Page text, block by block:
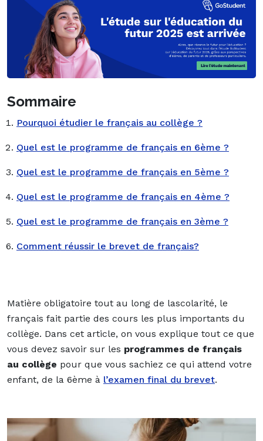
Sommaire
Pourquoi étudier le français au collège ?
Quel est le programme de français en 6ème ?
Quel est le programme de français en 5ème ?
Quel est le programme de français en 4ème ?
Quel est le programme de français en 3ème ?
Comment réussir le brevet de français?
Matière obligatoire tout au long de lascolarité, le
français fait partie des cours les plus importants du
collège. Dans cet article, on vous explique tout ce que
vous devez savoir sur les programmes de français
au collège pour que vous sachiez ce qui attend votre
enfant, de la 6ème à l’examen final du brevet.